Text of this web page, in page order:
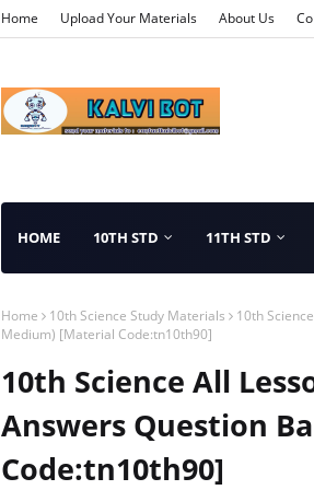
Home Upload Your Materials About Us
HOME 10TH STD 11TH STD
Home 10th Science Study Materials
10th
Medium) [Material Code:tn10th90]
10th Science All
Answers Question
Code:tn10th90]